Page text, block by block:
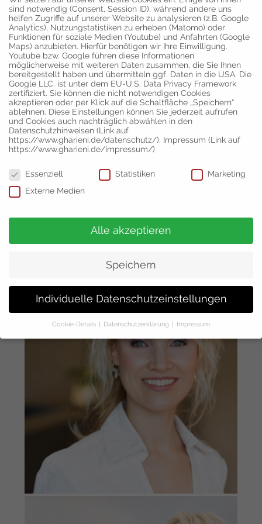
sind notwendig (Consent, Session ID), während andere uns
helfen Zugriffe auf unserer Website zu analysieren (z.B. Google
Analytics), Nutzungstatistiken zu erheben (Matomo) oder
Funktionen für soziale Medien (Youtube) und Anfahrten (Google
Maps) anzubieten. Hierfür benötigen wir Ihre Einwilligung.
Youtube bzw. Google führen diese Informationen
möglicherweise mit weiteren Daten zusammen, die Sie Ihnen
bereitgestellt haben und übermitteln ggf. Daten in die USA. Die
Google LLC. ist unter dem EU-U.S. Data Privacy Framework
zertifiziert. Sie können die nicht notwendigen Cookies
akzeptieren oder per Klick auf die Schaltfläche „Speichern“
ablehnen. Diese Einstellungen können Sie jederzeit aufrufen
und Cookies auch nachträglich abwählen in den
Datenschutzhinweisen (Link auf
https://www.gharieni.de/datenschutz/). Impressum (Link auf
https://www.gharieni.de/impressum/)
Essenziell
Statistiken
Marketing
Externe Medien
Alle akzeptieren
Speichern
Individuelle Datenschutzeinstellungen
Cookie-Details Datenschutzerklärung Impressum
Datenschutzeinstellungen
Hier finden Sie eine Übersicht über alle verwendeten Cookies.
Sie können Ihre Einwilligung zu ganzen Kategorien geben oder
sich weitere Informationen anzeigen lassen und so nur
bestimmte Cookies auswählen.
Alle akzeptieren Speichern
Zurück
Datenschutzeinstellungen
Essenziell (1)
Essenzielle Cookies ermöglichen grundlegende Funktionen und sind für
die einwandfreie Funktion der Website erforderlich.